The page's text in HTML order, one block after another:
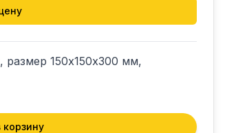
размер 150х150х300 мм,